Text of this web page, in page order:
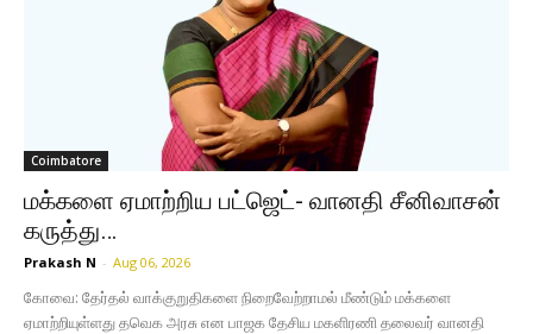
Coimbatore
மக்களை ஏமாற்றிய பட்ஜெட்- வானதி சீனிவாசன்
கருத்து…
Prakash N - Aug 06, 2026
கோவை: தேர்தல் வாக்குறுதிகளை நிறைவேற்றாமல் மீண்டும் மக்களை
ஏமாற்றியுள்ளது தவெக அரசு என பாஜக தேசிய மகளிரணி தலைவர் வானதி